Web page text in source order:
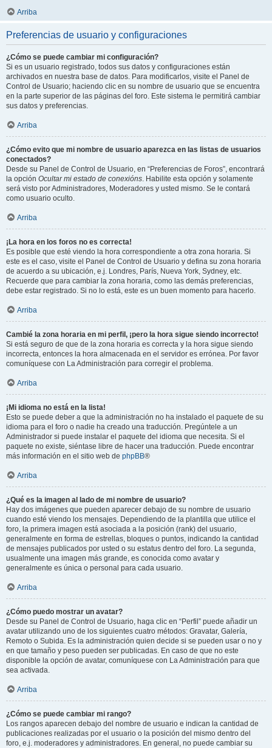
Arriba
Preferencias de usuario y configuraciones
¿Cómo se puede cambiar mi configuración?
Si es un usuario registrado, todos sus datos y configuraciones están
archivados en nuestra base de datos. Para modificarlos, visite el Panel de
Control de Usuario; haciendo clic en su nombre de usuario que se encuentra
en la parte superior de las páginas del foro. Este sistema le permitirá cambiar
sus datos y preferencias.
Arriba
¿Cómo evito que mi nombre de usuario aparezca en las listas de usuarios
conectados?
Desde su Panel de Control de Usuario, en “Preferencias de Foros”, encontrará
la opción Ocultar mi estado de conexións. Habilite esta opción y solamente
será visto por Administradores, Moderadores y usted mismo. Se le contará
como usuario oculto.
Arriba
¡La hora en los foros no es correcta!
Es posible que esté viendo la hora correspondiente a otra zona horaria. Si
este es el caso, visite el Panel de Control de Usuario y defina su zona horaria
de acuerdo a su ubicación, e.j. Londres, París, Nueva York, Sydney, etc.
Recuerde que para cambiar la zona horaria, como las demás preferencias,
debe estar registrado. Si no lo está, este es un buen momento para hacerlo.
Arriba
Cambié la zona horaria en mi perfil, ¡pero la hora sigue siendo incorrecto!
Si está seguro de que de la zona horaria es correcta y la hora sigue siendo
incorrecta, entonces la hora almacenada en el servidor es errónea. Por favor
comuníquese con La Administración para corregir el problema.
Arriba
¡Mi idioma no está en la lista!
Esto se puede deber a que la administración no ha instalado el paquete de su
idioma para el foro o nadie ha creado una traducción. Pregúntele a un
Administrador si puede instalar el paquete del idioma que necesita. Si el
paquete no existe, siéntase libre de hacer una traducción. Puede encontrar
más información en el sitio web de phpBB®
Arriba
¿Qué es la imagen al lado de mi nombre de usuario?
Hay dos imágenes que pueden aparecer debajo de su nombre de usuario
cuando esté viendo los mensajes. Dependiendo de la plantilla que utilice el
foro, la primera imagen está asociada a la posición (rank) del usuario,
generalmente en forma de estrellas, bloques o puntos, indicando la cantidad
de mensajes publicados por usted o su estatus dentro del foro. La segunda,
usualmente una imagen más grande, es conocida como avatar y
generalmente es única o personal para cada usuario.
Arriba
¿Cómo puedo mostrar un avatar?
Desde su Panel de Control de Usuario, haga clic en “Perfil” puede añadir un
avatar utilizando uno de los siguientes cuatro métodos: Gravatar, Galería,
Remoto o Subida. Es la administración quien decide si se pueden usar o no y
en que tamaño y peso pueden ser publicadas. En caso de que no este
disponible la opción de avatar, comuníquese con La Administración para que
sea activada.
Arriba
¿Cómo se puede cambiar mi rango?
Los rangos aparecen debajo del nombre de usuario e indican la cantidad de
publicaciones realizadas por el usuario o la posición del mismo dentro del
foro, e.j. moderadores y administradores. En general, no puede cambiar su